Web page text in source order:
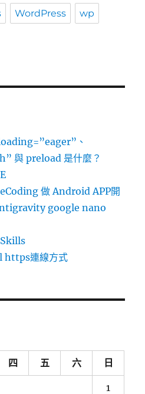
WordPress wp
、
與 preload 是什麼？
做 Android APP開
google nano
https連線方式
四 五 六 日
1